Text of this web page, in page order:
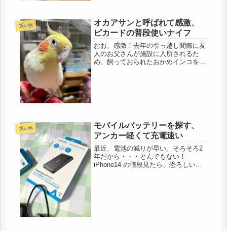
買い物
オカアサンと呼ばれて感激、
ピカードの普段使いナイフ
おお、感激！去年の引っ越し間際に友
人のお父さんが施設に入所されるた
め、飼っておられたおかめインコをレ
買い物
モバイルバッテリーを探す、
アンカー軽くて充電速い
最近、電池の減りが早い。そろそろ2
年だから・・・とんでもない！
iPhone14 の値段見たら、恐ろしい。